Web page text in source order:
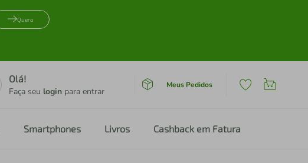
Quero
Olá!
Faça seu login para entrar
Meus Pedidos
Smartphones Livros Cashback em Fatura